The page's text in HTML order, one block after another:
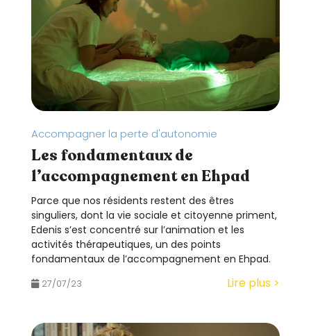
Accompagner la perte d'autonomie
Les fondamentaux de
l’accompagnement en Ehpad
Parce que nos résidents restent des êtres
singuliers, dont la vie sociale et citoyenne priment,
Edenis s’est concentré sur l’animation et les
activités thérapeutiques, un des points
fondamentaux de l’accompagnement en Ehpad.
27/07/23 Lire plus >